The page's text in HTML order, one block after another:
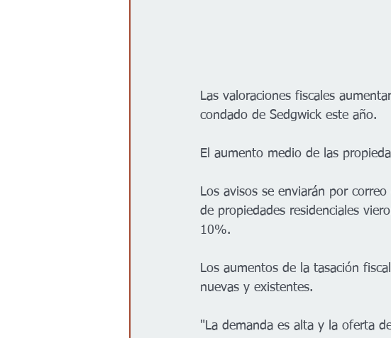
Las valoraciones fiscales
condado de Sedgwick este año.
El aumento medio de las
Los avisos se enviarán por
de propiedades residenciales
10%.
Los aumentos de la tasación
nuevas y existentes.
"La demanda es alta y la oferta